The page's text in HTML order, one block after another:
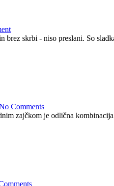
skrbi - niso preslani. So
Comments
zajčkom je odlična